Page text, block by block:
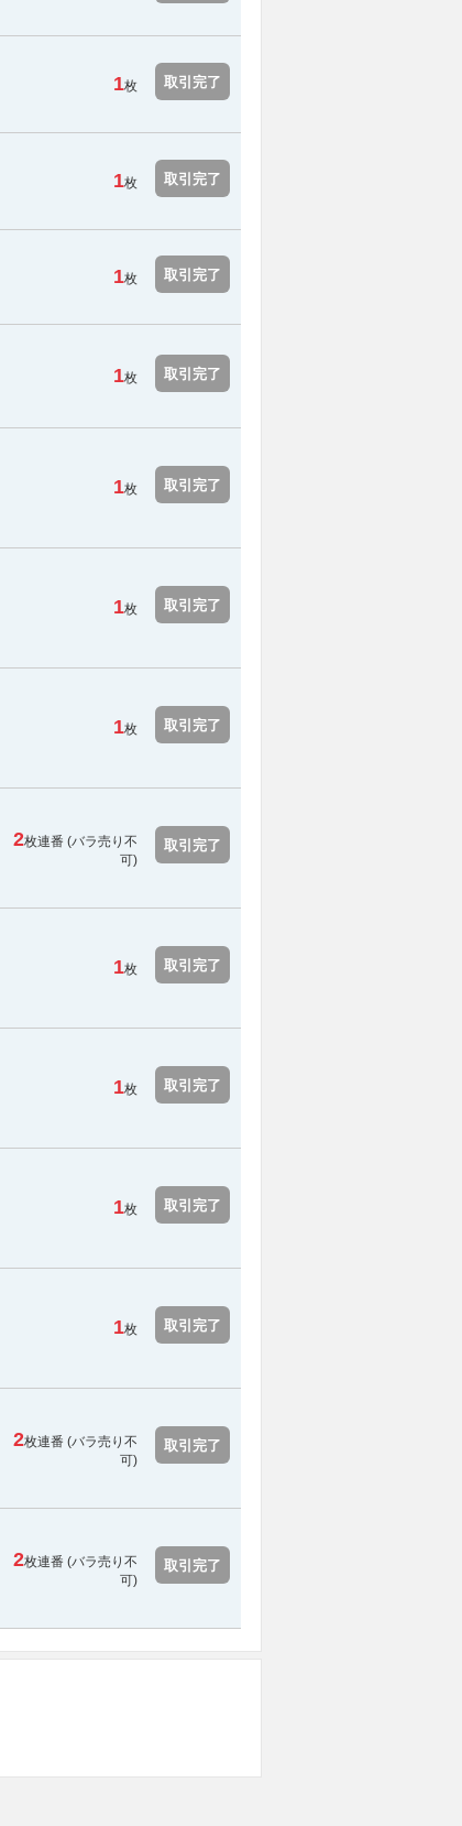
1枚 取引完了
1枚 取引完了
1枚 取引完了
1枚 取引完了
1枚 取引完了
1枚 取引完了
1枚 取引完了
2枚連番 (バラ売り不
可)
取引完了
1枚 取引完了
1枚 取引完了
1枚 取引完了
1枚 取引完了
2枚連番 (バラ売り不
可)
取引完了
2枚連番 (バラ売り不
可)
取引完了